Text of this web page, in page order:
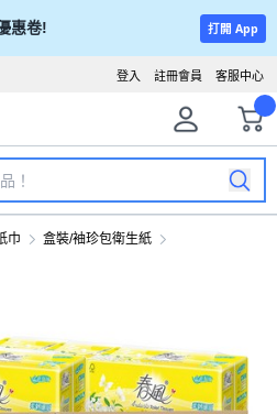
惠卷! 打開 App
客服中心
註冊會員
登入
巾 盒裝/袖珍包衛生紙